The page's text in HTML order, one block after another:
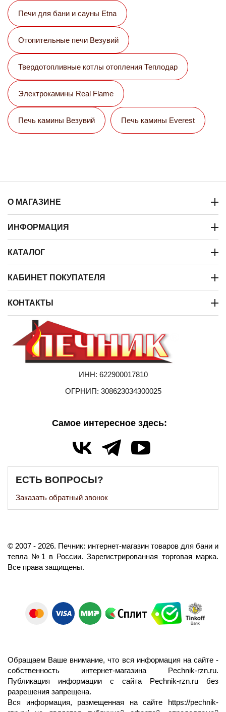
Печи для бани и сауны Etna
Отопительные печи Везувий
Твердотопливные котлы отопления Теплодар
Электрокамины Real Flame
Печь камины Везувий Печь камины Everest
О МАГАЗИНЕ
ИНФОРМАЦИЯ
КАТАЛОГ
КАБИНЕТ ПОКУПАТЕЛЯ
КОНТАКТЫ
ИНН: 622900017810
ОГРНИП: 308623034300025
Самое интересное здесь:
ЕСТЬ ВОПРОСЫ?
Заказать обратный звонок
©️ 2007 - 2026. Печник: интернет-магазин товаров для бани и
тепла №1 в России. Зарегистрированная торговая марка.
Все права защищены.
Обращаем Ваше внимание, что вся информация на сайте -
собственность интернет-магазина Pechnik-rzn.ru.
Публикация информации с сайта Pechnik-rzn.ru без
разрешения запрещена.
Вся информация, размещенная на сайте https://pechnik-